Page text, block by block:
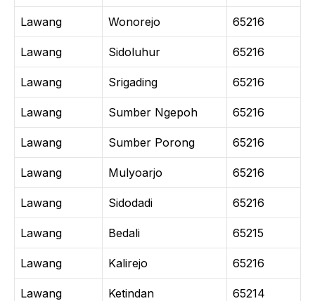
Lawang Wonorejo 65216
Lawang Sidoluhur 65216
Lawang Srigading 65216
Lawang Sumber Ngepoh 65216
Lawang Sumber Porong 65216
Lawang Mulyoarjo 65216
Lawang Sidodadi 65216
Lawang Bedali 65215
Lawang Kalirejo 65216
Lawang Ketindan 65214